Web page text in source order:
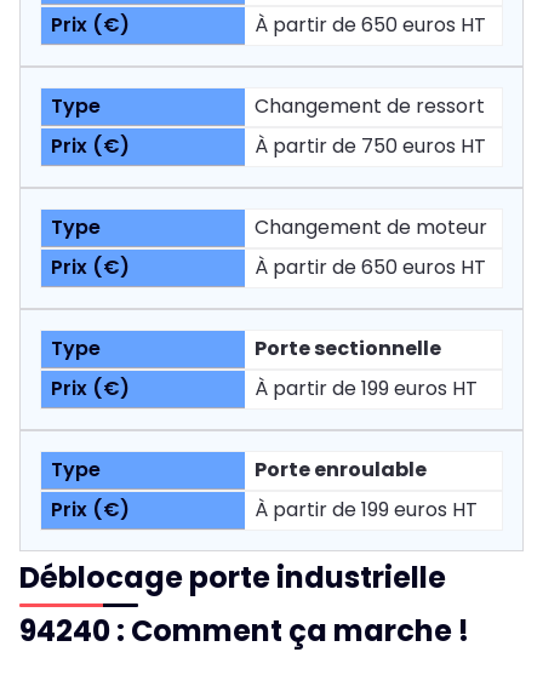
À partir de 650 euros HT
Changement de ressort
À partir de 750 euros HT
Changement de moteur
À partir de 650 euros HT
Porte sectionnelle
À partir de 199 euros HT
Porte enroulable
À partir de 199 euros HT
Déblocage porte industrielle
94240 : Comment ça marche !